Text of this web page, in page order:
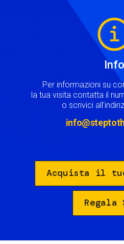
Info
Per informazioni su
la tua visita contatta il
o scrivici
Acquista il
Regala